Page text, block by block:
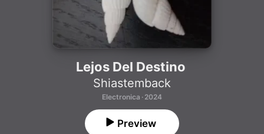
Lejos Del Destino
Shiastemback
Electronica · 2024
Preview